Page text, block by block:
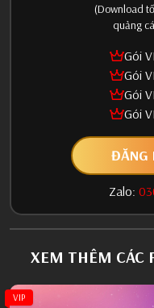
(Download
quảng
Gói
Gói
Gói
Gói
ĐĂNG
Zalo:
XEM THÊM CÁC
VIP